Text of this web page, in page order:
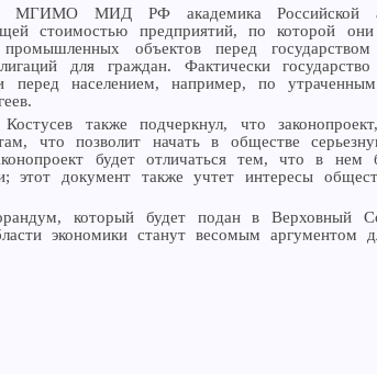
МИД РФ академика Российской
стоимостью предприятий, по которой они
объектов перед
для граждан. Фактически
перед населением, например, по
также подчеркнул, что
что позволит начать в обществе
будет отличаться тем, что в нем
этот документ также учтет интересы
который будет подан в Верховный
экономики станут весомым аргументом